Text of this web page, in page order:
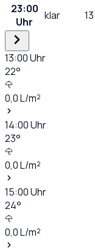
23:00
Uhr
klar 13
13:00Uhr
22°
0,0L/m²
14:00Uhr
23°
0,0L/m²
15:00Uhr
24°
0,0L/m²